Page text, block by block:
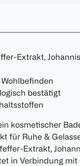
Extrakt,
bestätigt
kosmetischer
für Ruhe &
Extrakt,
in Verbindung mit